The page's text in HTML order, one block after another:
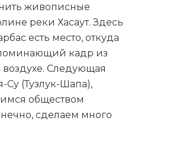
живописные
реки Хасаут. Здесь
есть место, откуда
кадр из
воздухе. Следующая
(Тузлук-Шапа),
обществом
сделаем много